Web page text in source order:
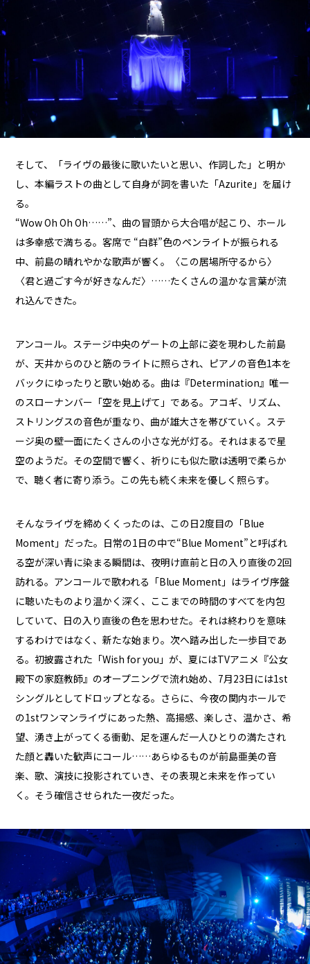
そして、「ライヴの最後に歌いたいと思い、作詞した」と明か
し、本編ラストの曲として自身が詞を書いた「Azurite」を届け
る。
“Wow Oh Oh Oh……”、曲の冒頭から大合唱が起こり、ホール
は多幸感で満ちる。客席で “白群”色のペンライトが振られる
中、前島の晴れやかな歌声が響く。〈この居場所守るから〉
〈君と過ごす今が好きなんだ〉……たくさんの温かな言葉が流
れ込んできた。
アンコール。ステージ中央のゲートの上部に姿を現わした前島
が、天井からのひと筋のライトに照らされ、ピアノの音色1本を
バックにゆったりと歌い始める。曲は『Determination』唯一
のスローナンバー「空を見上げて」である。アコギ、リズム、
ストリングスの音色が重なり、曲が雄大さを帯びていく。ステ
ージ奥の壁一面にたくさんの小さな光が灯る。それはまるで星
空のようだ。その空間で響く、祈りにも似た歌は透明で柔らか
で、聴く者に寄り添う。この先も続く未来を優しく照らす。
そんなライヴを締めくくったのは、この日2度目の「Blue
Moment」だった。日常の1日の中で“Blue Moment”と呼ばれ
る空が深い青に染まる瞬間は、夜明け直前と日の入り直後の2回
訪れる。アンコールで歌われる「Blue Moment」はライヴ序盤
に聴いたものより温かく深く、ここまでの時間のすべてを内包
していて、日の入り直後の色を思わせた。それは終わりを意味
するわけではなく、新たな始まり。次へ踏み出した一歩目であ
る。初披露された「Wish for you」が、夏にはTVアニメ『公女
殿下の家庭教師』のオープニングで流れ始め、7月23日には1st
シングルとしてドロップとなる。さらに、今夜の関内ホールで
の1stワンマンライヴにあった熱、高揚感、楽しさ、温かさ、希
望、湧き上がってくる衝動、足を運んだ一人ひとりの満たされ
た顔と轟いた歓声にコール……あらゆるものが前島亜美の音
楽、歌、演技に投影されていき、その表現と未来を作ってい
く。そう確信させられた一夜だった。